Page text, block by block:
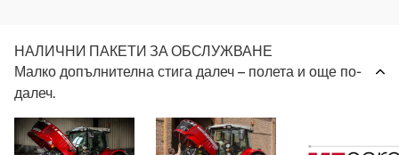
НАЛИЧНИ ПАКЕТИ ЗА ОБСЛУЖВАНЕ
Малко допълнителна стига далеч – полета и още по-
далеч.